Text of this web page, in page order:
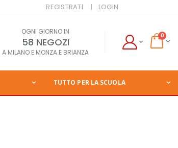
REGISTRATI LOGIN
OGNI GIORNO IN
58 NEGOZI
A MILANO E MONZA E BRIANZA
0
TUTTO PER LA SCUOLA